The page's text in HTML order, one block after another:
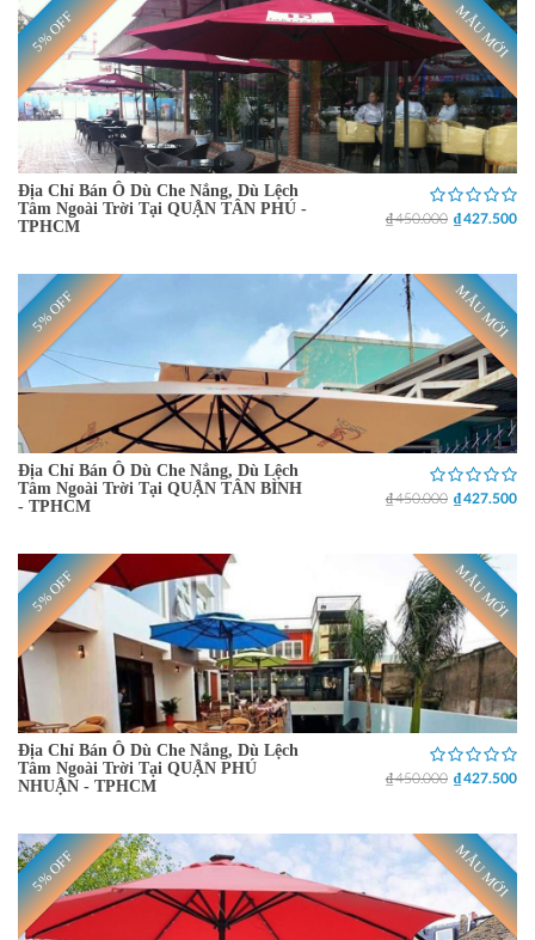
5% OFF MẪU MỚI
Địa Chỉ Bán Ô Dù Che Nắng, Dù Lệch
Tâm Ngoài Trời Tại QUẬN TÂN PHÚ -
TPHCM
₫ 450.000 ₫ 427.500
5% OFF MẪU MỚI
Địa Chỉ Bán Ô Dù Che Nắng, Dù Lệch
Tâm Ngoài Trời Tại QUẬN TÂN BÌNH
- TPHCM
₫ 450.000 ₫ 427.500
5% OFF MẪU MỚI
Địa Chỉ Bán Ô Dù Che Nắng, Dù Lệch
Tâm Ngoài Trời Tại QUẬN PHÚ
NHUẬN - TPHCM
₫ 450.000 ₫ 427.500
5% OFF MẪU MỚI